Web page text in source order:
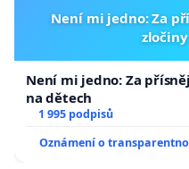
Není mi jedno: Za
Není mi jedno: Za
na dětech
1 995 podpisů
Oznámení o